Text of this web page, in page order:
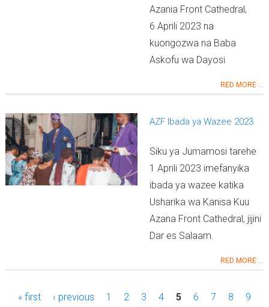
Azania Front Cathedral,
6 Aprili 2023 na
kuongozwa na Baba
Askofu wa Dayosi
RED MORE ...
AZF Ibada ya Wazee 2023
Siku ya Jumamosi tarehe
1 Aprili 2023 imefanyika
ibada ya wazee katika
Usharika wa Kanisa Kuu
Azana Front Cathedral, jijini
Dar es Salaam.
RED MORE ...
« first ‹ previous 1 2 3 4 5 6 7 8
9